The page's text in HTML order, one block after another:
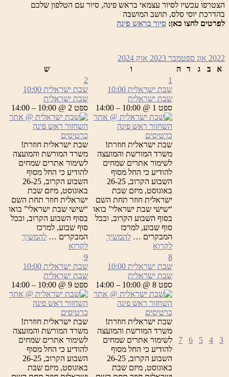
הצטרפו עכשיו לסיור עצמאי בראש פינה, סיור עם הטלפון שלכם
בהדרכת יוסי סלס, תושב המושבה
לפרטים לחצו כאן: סיור בראש פינה
2022 אוג ספטמבר 2023 אוק 2024
א
ב ג ד ה ו
ש
1
שבת ישראלית 10:00
שבת ישראלית
ספט 1 @ 10:00 – 14:00
כרטיסים
שבת ישראלית חוזרת!
משרד המורשת והמועצה
לשימור אתרים שמחים
להודיע כי החל מסוף
השבוע הקרוב, 26-25
באוגוסט, מיזם שבת
ישראלית חוזר תחת השם
“שישי שבת ישראלי” בואו
בסוף השבוע הקרוב, ובכל
סוף שבוע, למרכז
המבקרים … להמשיך
לקרוא
2
שבת ישראלית 10:00
שבת ישראלית
ספט 2 @ 10:00 – 14:00
כרטיסים
שבת ישראלית חוזרת!
משרד המורשת והמועצה
לשימור אתרים שמחים
להודיע כי החל מסוף
השבוע הקרוב, 26-25
באוגוסט, מיזם שבת
ישראלית חוזר תחת השם
“שישי שבת ישראלי” בואו
בסוף השבוע הקרוב, ובכל
סוף שבוע, למרכז
המבקרים … להמשיך
לקרוא
3
4
5
6
7
8
שבת ישראלית 10:00
שבת ישראלית
ספט 8 @ 10:00 – 14:00
כרטיסים
שבת ישראלית חוזרת!
משרד המורשת והמועצה
לשימור אתרים שמחים
להודיע כי החל מסוף
השבוע הקרוב, 26-25
באוגוסט, מיזם שבת
9
שבת ישראלית 10:00
שבת ישראלית
ספט 9 @ 10:00 – 14:00
כרטיסים
שבת ישראלית חוזרת!
משרד המורשת והמועצה
לשימור אתרים שמחים
להודיע כי החל מסוף
השבוע הקרוב, 26-25
באוגוסט, מיזם שבת